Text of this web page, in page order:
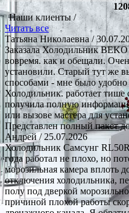
Наши клиенты /
Читать все
Татьяна Николаевна/
Заказала Холодильник
вовремя. как и обещали.
установили. Старый тут же
способами - мне было
Холодильник. работает тише
получила полную
или вызове мастера для
Представлен полный пакет
Андрей / 25.07.2026
Холодильник Самсунг
года работал не плохо, но
морозильная камера вплоть
отключения холодильника,
полу под дверкой
причиной плохой работы